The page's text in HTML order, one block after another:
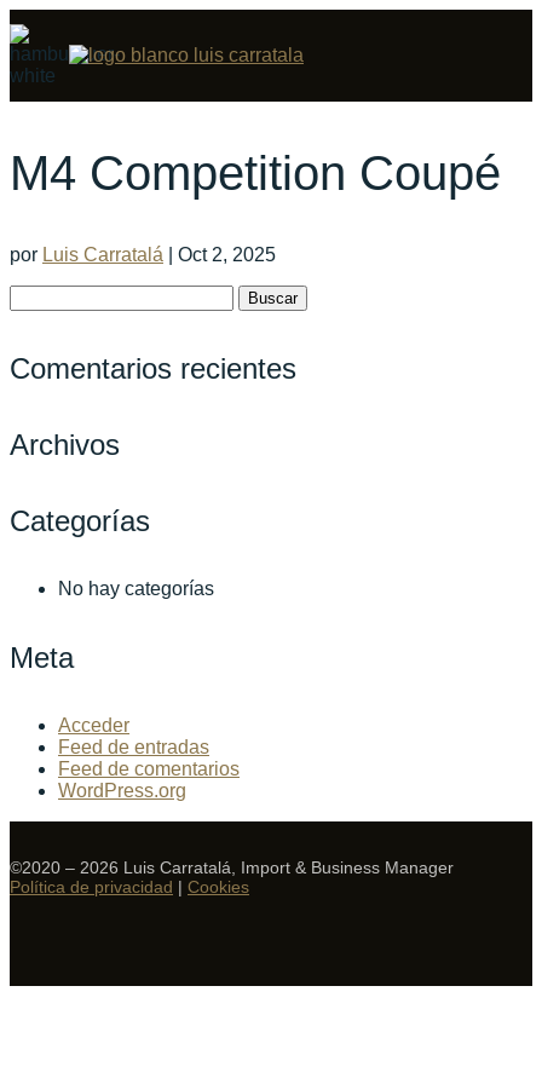
M4 Competition Coupé
por Luis Carratalá
Oct 2, 2025
Comentarios recientes
Archivos
Categorías
No hay categorías
Meta
Acceder
Feed de entradas
Feed de comentarios
WordPress.org
©2020 – 2026 Luis Carratalá, Import & Business Manager
Política de privacidad | Cookies